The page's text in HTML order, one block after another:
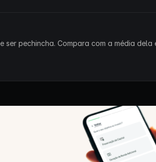
pechincha. Compara com a média dela